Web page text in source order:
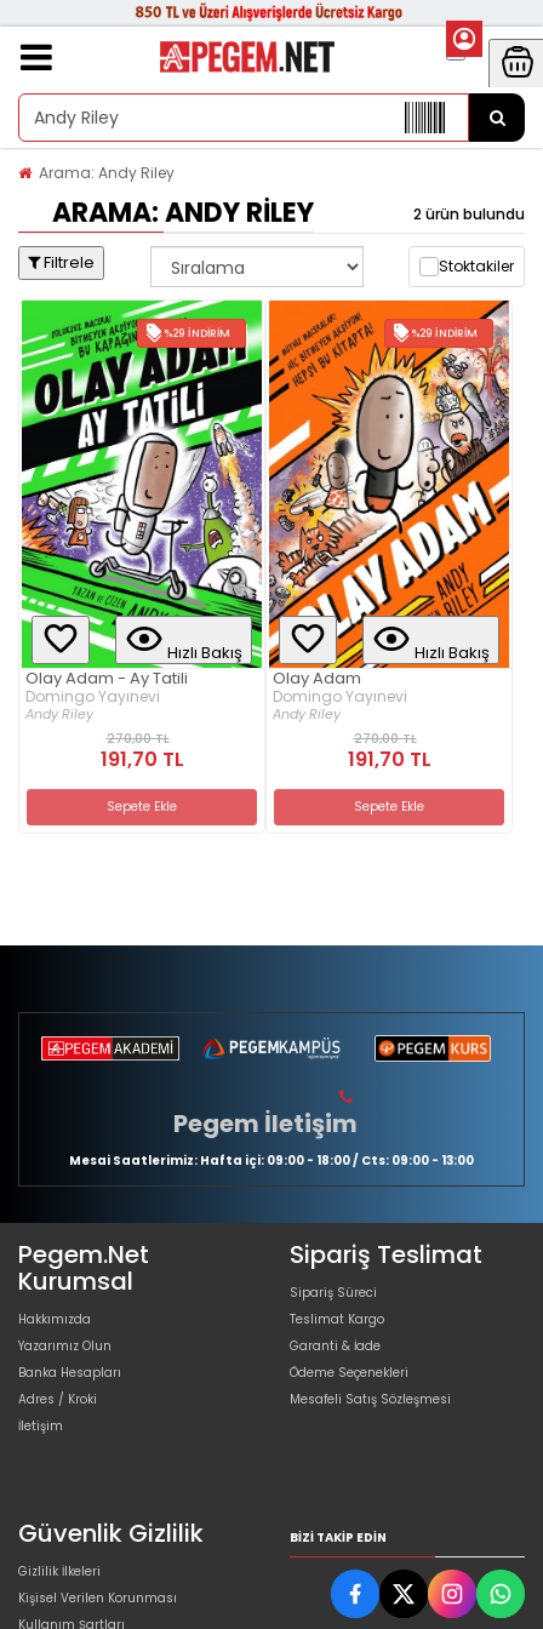
Arama: Andy Riley
ARAMA: ANDY RILEY 2 ürün bulundu
Filtrele Stoktakiler
%29 İNDIRIM
Hızlı Bakış
Olay Adam - Ay Tatili
Domingo Yayınevi
Andy Riley
270,00 TL
191,70 TL
Sepete Ekle
%29 İNDIRIM
Hızlı Bakış
Olay Adam
Domingo Yayınevi
Andy Riley
270,00 TL
191,70 TL
Sepete Ekle
Pegem İletişim
Mesai Saatlerimiz: Hafta içi: 09:00 - 18:00 / Cts: 09:00 - 13:00
Pegem.Net
Kurumsal
Hakkımızda
Yazarımız Olun
Banka Hesapları
Adres / Kroki
İletişim
Sipariş Teslimat
Sipariş Süreci
Teslimat Kargo
Garanti & İade
Ödeme Seçenekleri
Mesafeli Satış Sözleşmesi
Güvenlik Gizlilik
Gizlilik İlkeleri
Kişisel Verilen Korunması
Kullanım Şartları
BIZI TAKIP EDIN